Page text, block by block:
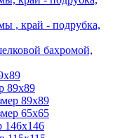
, край - подрубка,
бахромой,
89х89
89x89
65x65
146х146